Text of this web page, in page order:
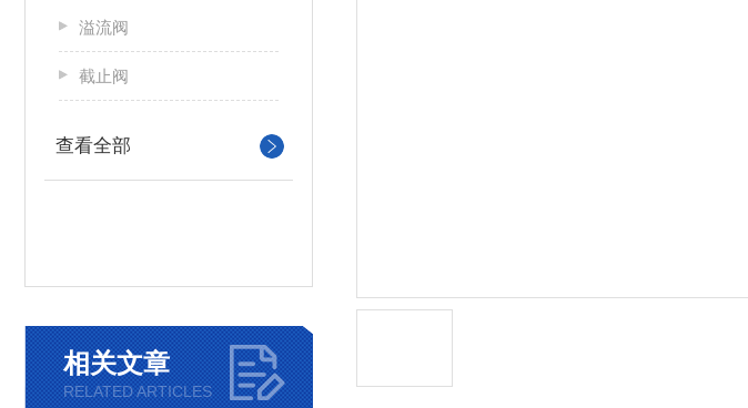
溢流阀
截止阀
查看全部
相关文章
RELATED ARTICLES